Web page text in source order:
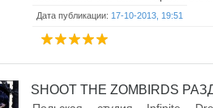
Дата публикации: 17-10-2013, 19:51
SHOOT THE ZOMBIRDS